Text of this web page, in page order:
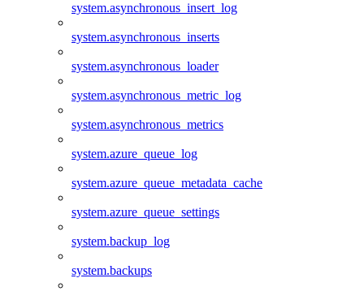
system.asynchronous_insert_log
system.asynchronous_inserts
system.asynchronous_loader
system.asynchronous_metric_log
system.asynchronous_metrics
system.azure_queue_log
system.azure_queue_metadata_cache
system.azure_queue_settings
system.backup_log
system.backups